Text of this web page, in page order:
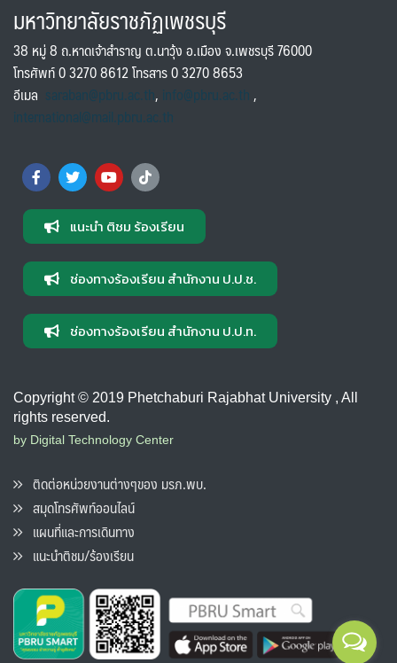
มหาวิทยาลัยราชภัฏเพชรบุรี
38 หมู่ 8 ถ.หาดเจ้าสำราญ ต.นาวุ้ง อ.เมือง จ.เพชรบุรี 76000
โทรศัพท์ 0 3270 8612 โทรสาร 0 3270 8653
อีเมล saraban@pbru.ac.th, info@pbru.ac.th,
international@mail.pbru.ac.th
แนะนำ ติชม ร้องเรียน
ช่องทางร้องเรียน สำนักงาน ป.ป.ช.
ช่องทางร้องเรียน สำนักงาน ป.ป.ท.
Copyright © 2019 Phetchaburi Rajabhat University , All
rights reserved.
by Digital Technology Center
ติดต่อหน่วยงานต่างๆของ มรภ.พบ.
สมุดโทรศัพท์ออนไลน์
แผนที่และการเดินทาง
แนะนำติชม/ร้องเรียน